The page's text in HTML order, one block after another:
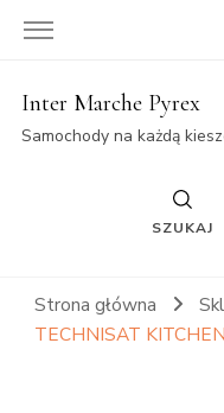
Inter Marche Pyrex
Samochody na każdą
SZUKAJ
Strona główna
TECHNISAT